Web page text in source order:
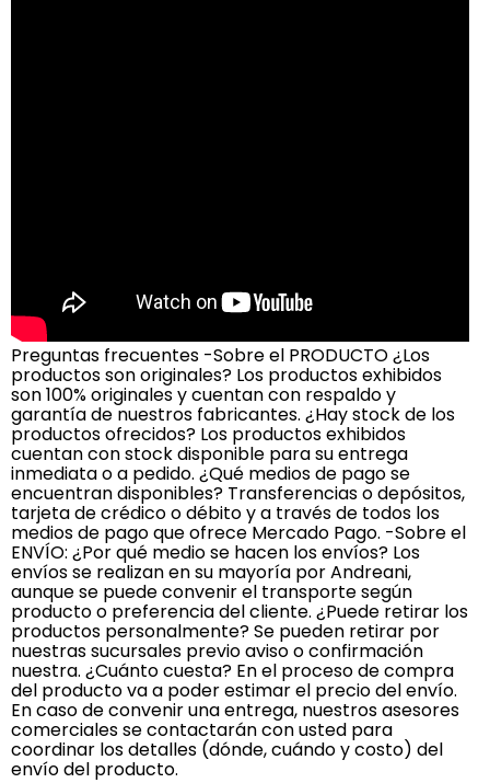
Preguntas frecuentes -Sobre el PRODUCTO ¿Los
productos son originales? Los productos exhibidos
son 100% originales y cuentan con respaldo y
garantía de nuestros fabricantes. ¿Hay stock de los
productos ofrecidos? Los productos exhibidos
cuentan con stock disponible para su entrega
inmediata o a pedido. ¿Qué medios de pago se
encuentran disponibles? Transferencias o depósitos,
tarjeta de crédico o débito y a través de todos los
medios de pago que ofrece Mercado Pago. -Sobre el
ENVÍO: ¿Por qué medio se hacen los envíos? Los
envíos se realizan en su mayoría por Andreani,
aunque se puede convenir el transporte según
producto o preferencia del cliente. ¿Puede retirar los
productos personalmente? Se pueden retirar por
nuestras sucursales previo aviso o confirmación
nuestra. ¿Cuánto cuesta? En el proceso de compra
del producto va a poder estimar el precio del envío.
En caso de convenir una entrega, nuestros asesores
comerciales se contactarán con usted para
coordinar los detalles (dónde, cuándo y costo) del
envío del producto.